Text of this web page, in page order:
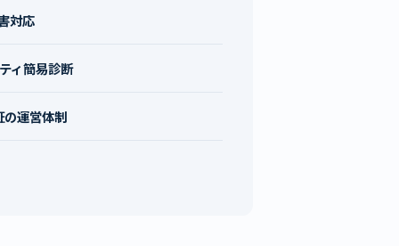
対応
ィ簡易診断
の運営体制